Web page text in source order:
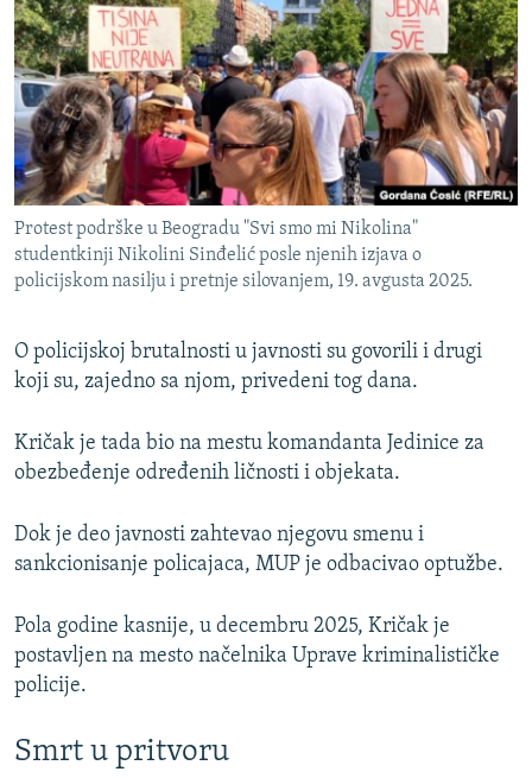
Protest podrške u Beogradu "Svi smo mi Nikolina"
studentkinji Nikolini Sinđelić posle njenih izjava o
policijskom nasilju i pretnje silovanjem, 19. avgusta 2025.
O policijskoj brutalnosti u javnosti su govorili i drugi
koji su, zajedno sa njom, privedeni tog dana.
Kričak je tada bio na mestu komandanta Jedinice za
obezbeđenje određenih ličnosti i objekata.
Dok je deo javnosti zahtevao njegovu smenu i
sankcionisanje policajaca, MUP je odbacivao optužbe.
Pola godine kasnije, u decembru 2025, Kričak je
postavljen na mesto načelnika Uprave kriminalističke
policije.
Smrt u pritvoru